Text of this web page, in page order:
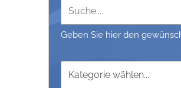
Geben Sie hier den
Kategorie wählen...